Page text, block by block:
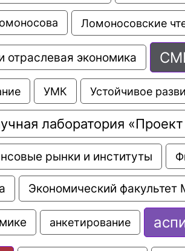
Ломоносовские
отраслевая экономика
УМК Устойчивое
лаборатория
рынки и институты
Экономический
анкетирование